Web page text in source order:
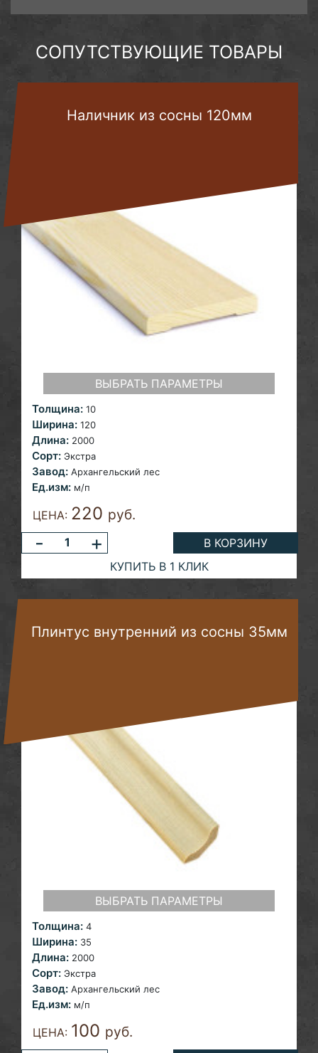
СОПУТСТВУЮЩИЕ ТОВАРЫ
Наличник из сосны 120мм
ВЫБРАТЬ ПАРАМЕТРЫ
Толщина: 10
Ширина: 120
Длина: 2000
Сорт: Экстра
Завод: Архангельский лес
Ед.изм: м/п
ЦЕНА: 220 руб.
- +
В КОРЗИНУ
КУПИТЬ В 1 КЛИК
Плинтус внутренний из сосны 35мм
ВЫБРАТЬ ПАРАМЕТРЫ
Толщина: 4
Ширина: 35
Длина: 2000
Сорт: Экстра
Завод: Архангельский лес
Ед.изм: м/п
ЦЕНА: 100 руб.